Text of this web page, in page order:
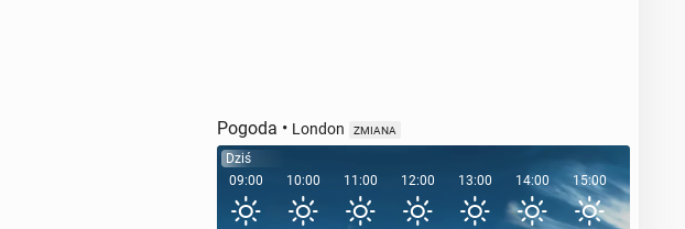
Pogoda • London ZMIANA
Dziś
09:00
10:00 11:00 12:00 13:00 14:00 15:00 16:00